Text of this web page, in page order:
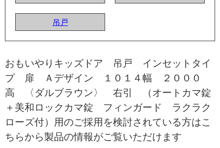
吊戸
おもいやりキッズドア 吊戸 インセットタイ
プ 扉 Ａデザイン １０１４幅 ２０００
高 〈ダルブラウン〉 右引 （オートカマ錠
＋美和ロックカマ錠 フィンガード ラクラク
ローズ付）用のご採用を検討されている方はこ
ちらから製品の情報がご覧いただけます